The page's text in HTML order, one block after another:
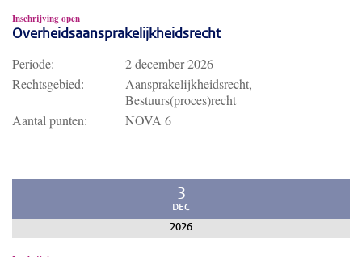
Inschrijving open
Overheidsaansprakelijkheidsrecht
Periode:
2 december 2026
Rechtsgebied:
Aansprakelijkheidsrecht,
Bestuurs(proces)recht
Aantal punten:
NOVA 6
3
DEC
2026